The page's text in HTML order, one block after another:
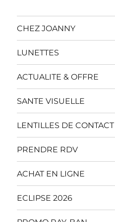
CHEZ JOANNY
LUNETTES
ACTUALITE & OFFRE
SANTE VISUELLE
LENTILLES DE CONTACT
PRENDRE RDV
ACHAT EN LIGNE
ECLIPSE 2026